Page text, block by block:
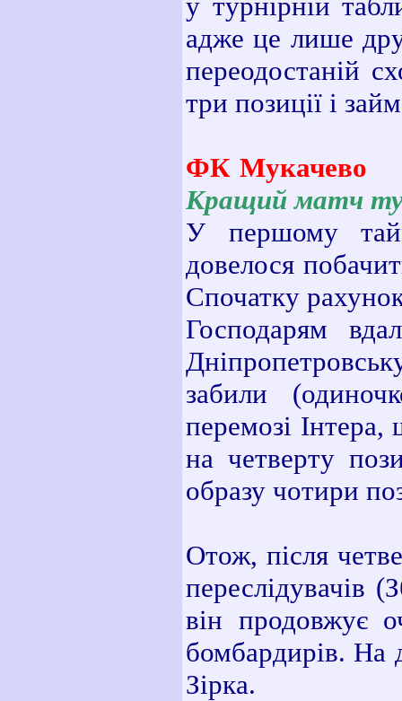
адже це лише
переодостаній
три позиції і
ФК
Кращий матч
У першому
довелося
Спочатку
Господарям
забили
перемозі
на четверту
образу чотири
Отож, після
переслідувачів
він продовжує
бомбардирів. На
Зірка.